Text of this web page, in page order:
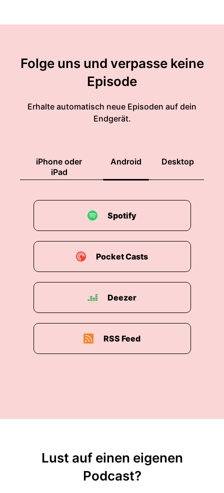
Folge uns und verpasse keine
Episode
Erhalte automatisch neue Episoden auf dein
Endgerät.
iPhone oder
iPad
Android Desktop
Spotify
Pocket Casts
Deezer
RSS Feed
Lust auf einen eigenen
Podcast?